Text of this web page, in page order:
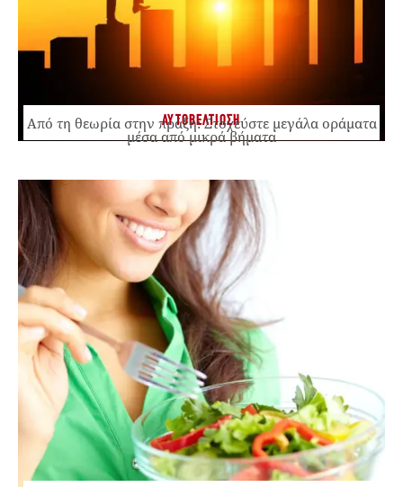
ΑΥΤΟΒΕΛΤΙΩΣΗ
Από τη θεωρία στην πράξη: Στοχεύστε μεγάλα οράματα
μέσα από μικρά βήματα